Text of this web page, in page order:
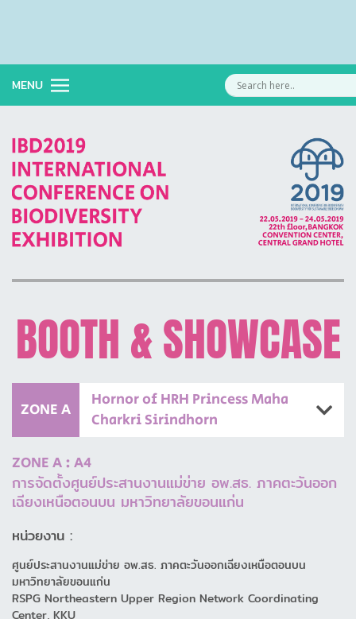
MENU
BOOTH & SHOWCASE
ZONE A
Hornor of HRH Princess Maha
Charkri Sirindhorn
ZONE A : A4
การจัดตั้งศูนย์ประสานงานแม่ข่าย อพ.สธ. ภาคตะวันออก
เฉียงเหนือตอนบน มหาวิทยาลัยขอนแก่น
หน่วยงาน :
ศูนย์ประสานงานแม่ข่าย อพ.สธ. ภาคตะวันออกเฉียงเหนือตอนบน
มหาวิทยาลัยขอนแก่น
RSPG Northeastern Upper Region Network Coordinating
Center, KKU